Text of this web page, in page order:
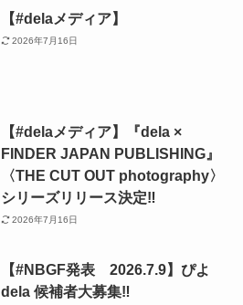
【#delaメディア】
2026年7月16日
【#delaメディア】『dela ×
FINDER JAPAN PUBLISHING』
〈THE CUT OUT photography〉
シリーズリリース決定‼️
2026年7月16日
【#NBGF発表 2026.7.9】ぴよ
dela 候補者大募集‼️